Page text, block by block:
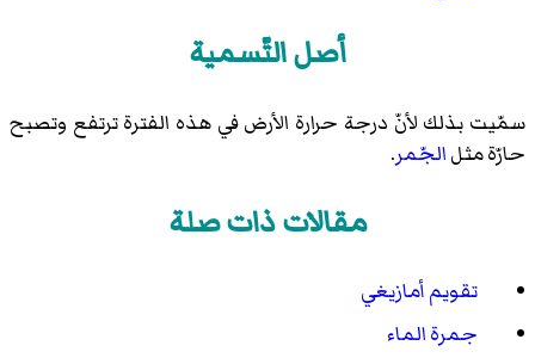
أصل التّسمية
سمّيت بذلك لأنّ درجة حرارة الأرض في هذه الفترة ترتفع وتصبح
حارّة مثلالجّمر.
مقالات ذات صلة
تقويم أمازيغي
جمرة الماء